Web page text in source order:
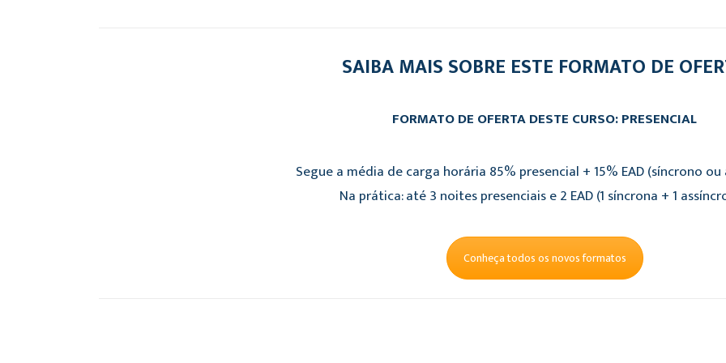
SAIBA MAIS SOBRE ESTE FORMATO DE
FORMATO DE OFERTA DESTE CURSO: PRESENCIAL
Segue a média de carga horária 85% presencial + 15% EAD (síncrono ou
Na prática: até 3 noites presenciais e 2 EAD (1 síncrona + 1
Conheça todos os novos formatos